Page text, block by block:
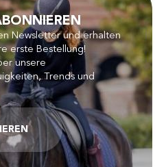
Newsletter und erhalten
erste Bestellung!
unsere
Trends und